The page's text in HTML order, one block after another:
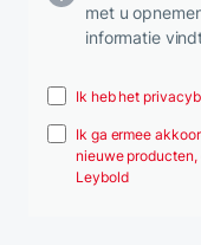
met u
informatie
Ik heb het
Ik ga ermee
nieuwe
Leybold